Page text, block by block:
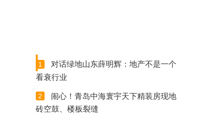
1
对话绿地山东薛明辉：地产不是一个
看衰行业
2
闹心！青岛中海寰宇天下精装房现地
砖空鼓、楼板裂缝